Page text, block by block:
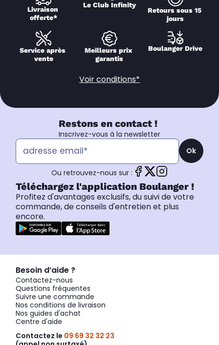
Livraison
offerte*
Le Club Infinity
Retours sous 15
jours
Service après
vente
Meilleurs prix
garantis
Boulanger Drive
Voir conditions*
Restons en contact !
Inscrivez-vous à la newsletter
Ok
Ou retrouvez-nous sur :
Téléchargez l'application Boulanger !
Profitez d'avantages exclusifs, du suivi de votre
commande, de conseils d'entretien et plus
encore.
Besoin d’aide ?
Contactez-nous
Questions fréquentes
Suivre une commande
Nos conditions de livraison
Nos guides d'achat
Centre d'aide
Contactez le 09 69 32 32 23